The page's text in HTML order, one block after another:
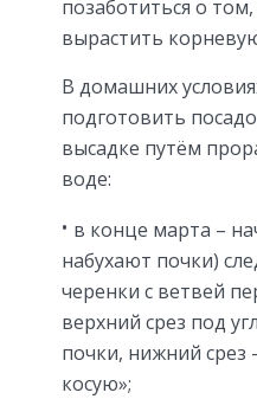
позаботиться о
вырастить
В домашних
подготовить
высадке путём
воде:
в конце марта –
набухают почки)
черенки с ветвей
верхний срез под
почки, нижний
косую»;